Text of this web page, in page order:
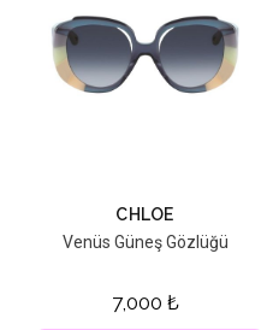
CHLOE
Venüs Güneş Gözlüğü
7,000 ₺